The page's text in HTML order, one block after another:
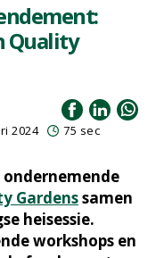
Quality
2024 75 sec
ondernemende
Gardenssamen
heisessie.
workshops en